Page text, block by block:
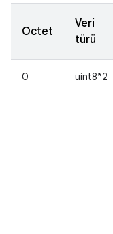
Octet
Veri
türü
0 uint8*2